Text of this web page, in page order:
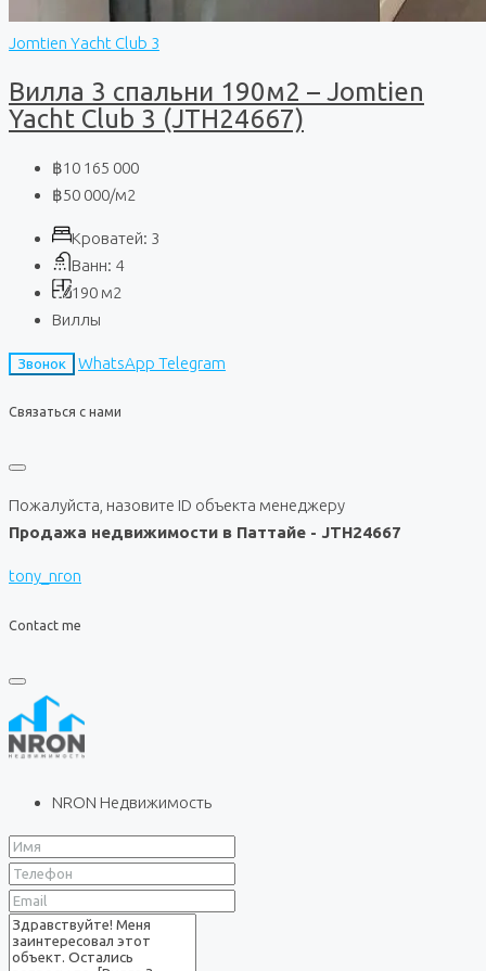
Jomtien Yacht Club 3
Вилла 3 спальни 190м2 – Jomtien
Yacht Club 3 (JTH24667)
฿10 165 000
฿50 000/м2
Кроватей: 3
Ванн: 4
190 м2
Виллы
Звонок WhatsApp Telegram
Связаться с нами
Пожалуйста, назовите ID объекта менеджеру
Продажа недвижимости в Паттайе - JTH24667
tony_nron
Contact me
NRON Недвижимость